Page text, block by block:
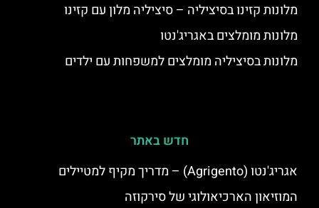
מלונות קזינו בסיציליה – סיציליה מלון עם קזינו
מלונות מומלצים באגריג'נטו
מלונות בסיציליה מומלצים למשפחות עם ילדים
חדש באתר
אגריג'נטו (Agrigento) – מדריך מקיף למטיילים
המוזיאון הארכיאולוגי של סירקוזה